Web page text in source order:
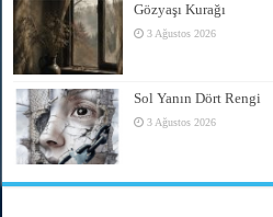
Gözyaşı Kurağı
3 Ağustos 2026
Sol Yanın Dört Rengi
3 Ağustos 2026